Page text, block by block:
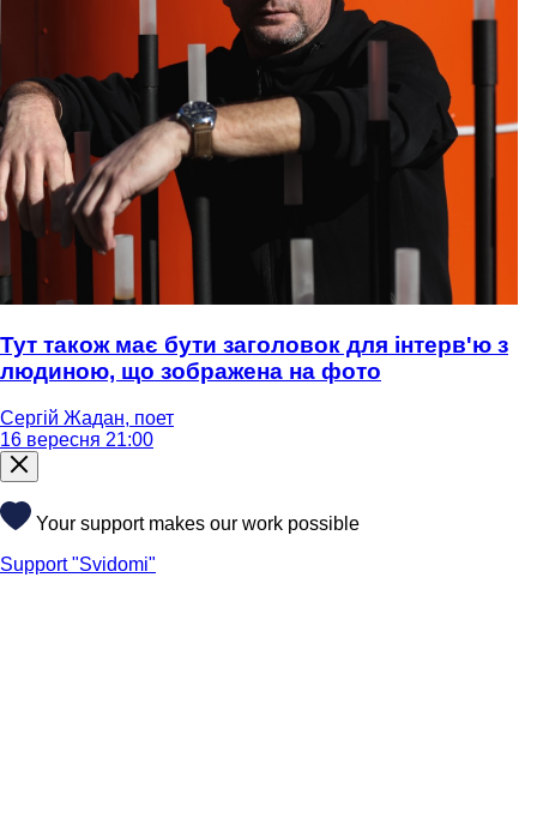
Тут також має бути заголовок для інтерв'ю з
людиною, що зображена на фото
Сергій Жадан, поет
16 вересня 21:00
Your support makes our work possible
Support "Svidomi"